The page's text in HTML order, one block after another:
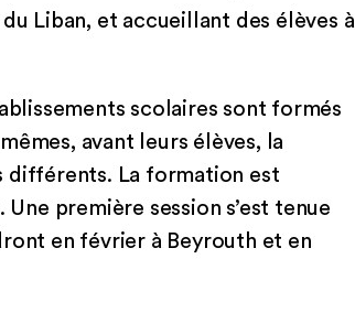
Liban, et accueillant des élèves à
scolaires sont formés
avant leurs élèves, la
différents. La formation est
première session s’est tenue
en février à Beyrouth et en